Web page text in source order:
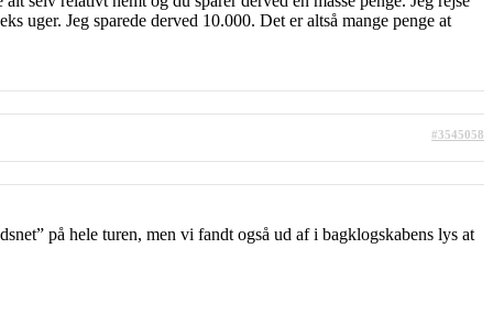
uger. Jeg sparede derved 10.000. Det er altså mange penge at
#3545058
på hele turen, men vi fandt også ud af i bagklogskabens lys at